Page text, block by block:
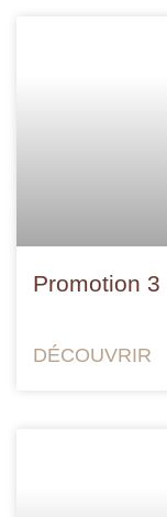
Promotion 3
DÉCOUVRIR